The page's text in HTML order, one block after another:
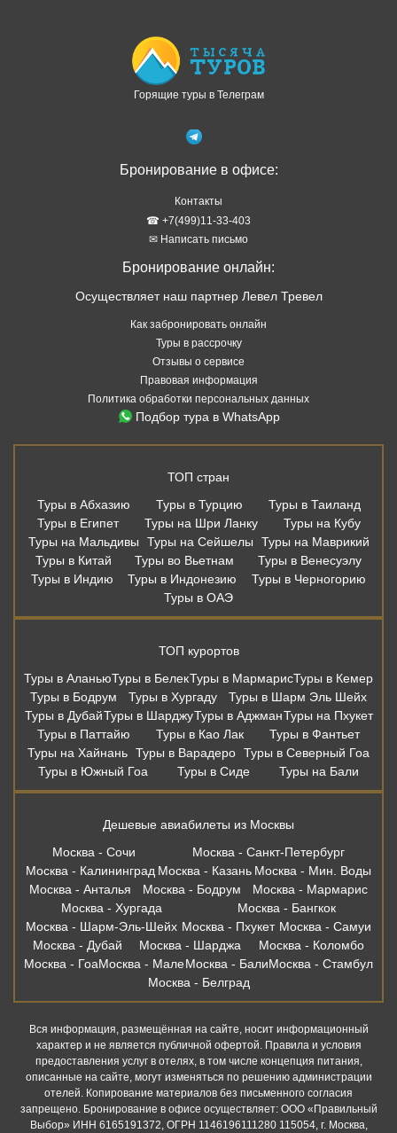
Горящие туры в Телеграм
Бронирование в офисе:
Контакты
☎ +7(499)11-33-403
✉ Написать письмо
Бронирование онлайн:
Осуществляет наш партнер Левел Тревел
Как забронировать онлайн
Туры в рассрочку
Отзывы о сервисе
Правовая информация
Политика обработки персональных данных
Подбор тура в WhatsApp
ТОП стран
Туры в Абхазию
Туры в Турцию
Туры в Таиланд
Туры в Египет
Туры на Шри Ланку
Туры на Кубу
Туры на Мальдивы
Туры на Сейшелы
Туры на Маврикий
Туры в Китай
Туры во Вьетнам
Туры в Венесуэлу
Туры в Индию
Туры в Индонезию
Туры в Черногорию
Туры в ОАЭ
ТОП курортов
Туры в АланьюТуры в БелекТуры в МармарисТуры в Кемер
Туры в Бодрум
Туры в Хургаду
Туры в Шарм Эль Шейх
Туры в ДубайТуры в ШарджуТуры в АджманТуры на Пхукет
Туры в Паттайю
Туры в Као Лак
Туры в Фантьет
Туры на Хайнань Туры в Варадеро Туры в Северный Гоа
Туры в Южный Гоа
Туры в Сиде Туры на Бали
Дешевые авиабилеты из Москвы
Москва - Сочи
Москва - Санкт-Петербург
Москва - Калининград Москва - Казань Москва - Мин. Воды
Москва - Анталья
Москва - Бодрум
Москва - Мармарис
Москва - Хургада
Москва - Бангкок
Москва - Шарм-Эль-Шейх Москва - Пхукет Москва - Самуи
Москва - Дубай
Москва - Шарджа
Москва - Коломбо
Москва - ГоаМосква - МалеМосква - БалиМосква - Стамбул
Москва - Белград
Вся информация, размещённая на сайте, носит информационный
характер и не является публичной офертой. Правила и условия
предоставления услуг в отелях, в том числе концепция питания,
описанные на сайте, могут изменяться по решению администрации
отелей. Копирование материалов без письменного согласия
запрещено. Бронирование в офисе осуществляет: ООО «Правильный
Выбор» ИНН 6165191372, ОГРН 1146196111280 115054, г. Москва,